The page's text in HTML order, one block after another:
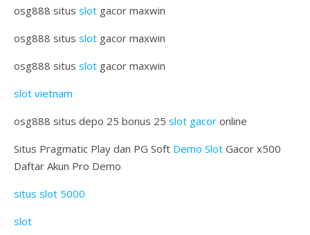
osg888 situs slot gacor maxwin
osg888 situs slot gacor maxwin
osg888 situs slot gacor maxwin
slot vietnam
osg888 situs depo 25 bonus 25 slot gacor online
Situs Pragmatic Play dan PG Soft Demo Slot Gacor x500
Daftar Akun Pro Demo
situs slot 5000
slot